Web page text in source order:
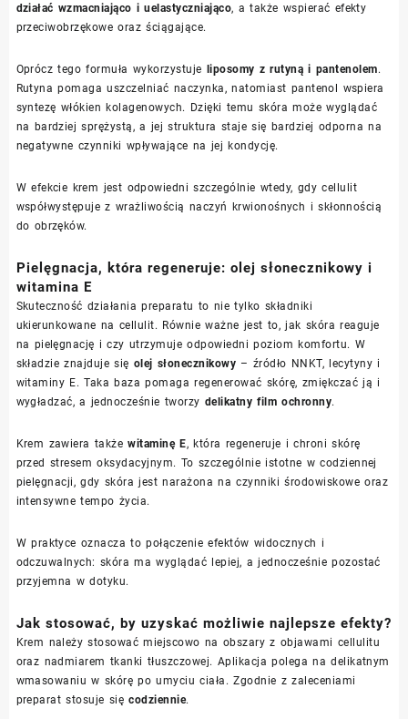
działać wzmacniająco i uelastyczniająco, a także wspierać efekty
przeciwobrzękowe oraz ściągające.
Oprócz tego formuła wykorzystuje liposomy z rutyną i pantenolem.
Rutyna pomaga uszczelniać naczynka, natomiast pantenol wspiera
syntezę włókien kolagenowych. Dzięki temu skóra może wyglądać
na bardziej sprężystą, a jej struktura staje się bardziej odporna na
negatywne czynniki wpływające na jej kondycję.
W efekcie krem jest odpowiedni szczególnie wtedy, gdy cellulit
współwystępuje z wrażliwością naczyń krwionośnych i skłonnością
do obrzęków.
Pielęgnacja, która regeneruje: olej słonecznikowy i
witamina E
Skuteczność działania preparatu to nie tylko składniki
ukierunkowane na cellulit. Równie ważne jest to, jak skóra reaguje
na pielęgnację i czy utrzymuje odpowiedni poziom komfortu. W
składzie znajduje się olej słonecznikowy – źródło NNKT, lecytyny i
witaminy E. Taka baza pomaga regenerować skórę, zmiękczać ją i
wygładzać, a jednocześnie tworzy delikatny film ochronny.
Krem zawiera takżewitaminę E, która regeneruje i chroni skórę
przed stresem oksydacyjnym. To szczególnie istotne w codziennej
pielęgnacji, gdy skóra jest narażona na czynniki środowiskowe oraz
intensywne tempo życia.
W praktyce oznacza to połączenie efektów widocznych i
odczuwalnych: skóra ma wyglądać lepiej, a jednocześnie pozostać
przyjemna w dotyku.
Jak stosować, by uzyskać możliwie najlepsze efekty?
Krem należy stosować miejscowo na obszary z objawami cellulitu
oraz nadmiarem tkanki tłuszczowej. Aplikacja polega na delikatnym
wmasowaniu w skórę po umyciu ciała. Zgodnie z zaleceniami
preparat stosuje sięcodziennie.